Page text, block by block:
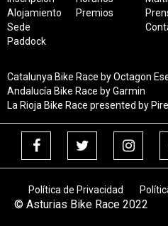
Alojamiento
Sede
Paddock
Premios
Catalunya Bike Race by Octagon
Andalucía Bike Race by Garmin
La Rioja Bike Race presented by
Política de Privacidad
© Asturias Bike Race 2022